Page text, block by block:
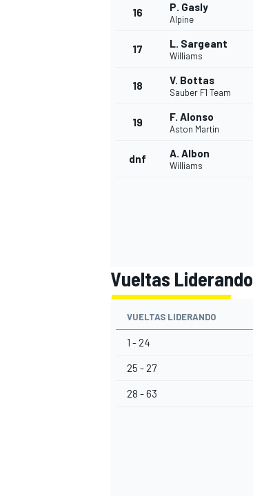
MÁS CATEGORÍAS
16 P. Gasly
Alpine
17 L. Sargeant
Williams
18 V. Bottas
Sauber F1 Team
19 F. Alonso
Aston Martin
dnf A. Albon
Williams
Vueltas Liderando
VUELTAS LIDERANDO
1 - 24
25 - 27
28 - 63